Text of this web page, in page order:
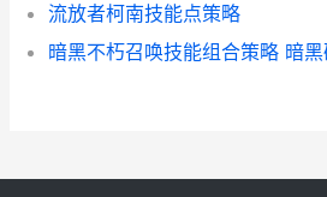
流放者柯南技能点策略